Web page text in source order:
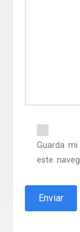
Guarda
este